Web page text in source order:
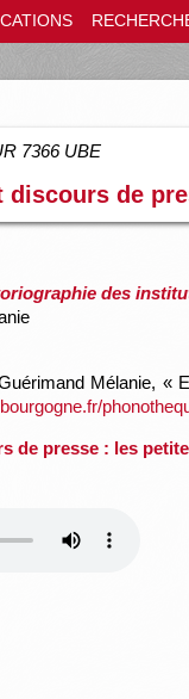
7366 UBE
discours de
des
Mélanie, «
de presse : les